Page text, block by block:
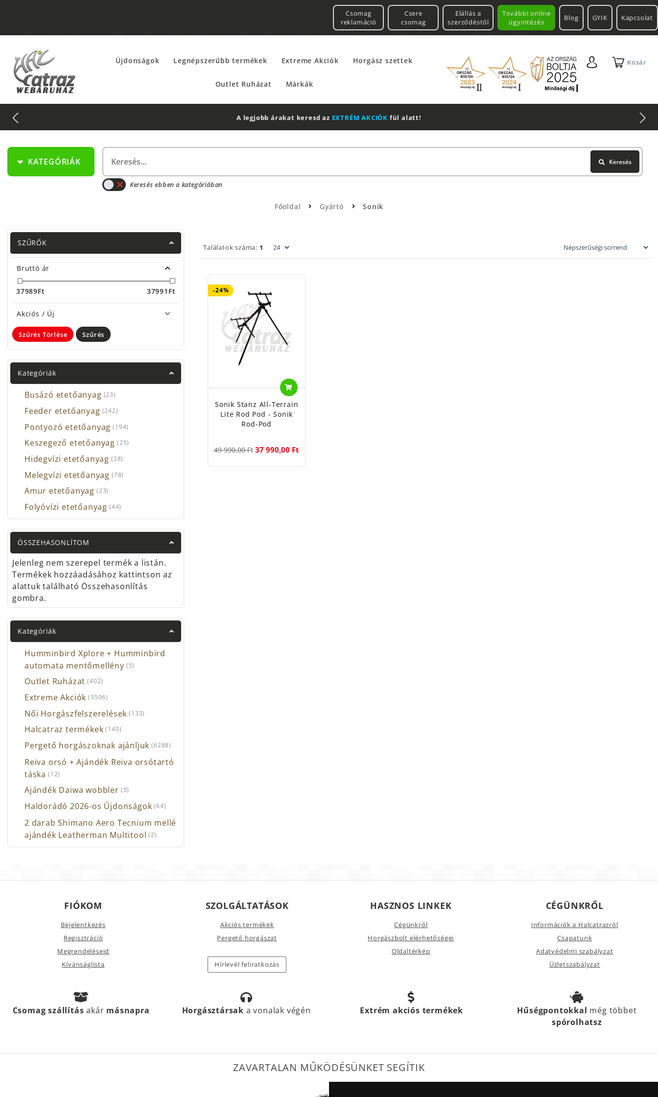
További online
ügyintézés
Csomag
reklamáció
Csere
csomag
Elállás a
szerződéstől
Blog GYIK Kapcsolat
Újdonságok Legnépszerűbb termékek Extreme Akciók Horgász szettek
Outlet Ruházat Márkák
Kosár
A legjobb árakat keresd az EXTRÉM AKCIÓK fül alatt!
KATEGÓRIÁK Keresés
Keresés ebben a kategóriában
Főoldal Gyártó Sonik
SZŰRŐK
Bruttó ár
37989Ft Ft
37991
Akciós / Új
Szűrés Törlése Szűrés
Kategóriák
Busázó etetőanyag (23)
Feeder etetőanyag (242)
Pontyozó etetőanyag (194)
Keszegező etetőanyag (25)
Hidegvízi etetőanyag (28)
Melegvízi etetőanyag (78)
Amur etetőanyag (23)
Folyóvízi etetőanyag (44)
ÖSSZEHASONLÍTOM
Jelenleg nem szerepel termék a listán.
Termékek hozzáadásához kattintson az
alattuk található Összehasonlítás
gombra.
Kategóriák
Humminbird Xplore + Humminbird
automata mentőmellény (5)
Outlet Ruházat (402)
Extreme Akciók (3506)
Női Horgászfelszerelések (133)
Halcatraz termékek (140)
Pergető horgászoknak ajánljuk (6288)
Reiva orsó + Ajándék Reiva orsótartó
táska (12)
Ajándék Daiwa wobbler (5)
Haldorádó 2026-os Újdonságok (64)
2 darab Shimano Aero Tecnium mellé
ajándék Leatherman Multitool (2)
Találatok száma: 1
-24%
Sonik Stanz All-Terrain
Lite Rod Pod - Sonik
Rod-Pod
49 990,00 Ft 37 990,00 Ft
FIÓKOM
Bejelentkezés
Regisztráció
Megrendeléseid
Kívánságlista
SZOLGÁLTATÁSOK
Akciós termékek
Pergető horgászat
Hírlevél feliratkozás
HASZNOS LINKEK
Cégünkről
Horgászbolt elérhetőségei
Oldaltérkép
CÉGÜNKRŐL
Információk a Halcatrazról
Csapatunk
Adatvédelmi szabályzat
Üzletszabályzat
Csomag szállításakár másnapra Horgásztársak a vonalak végén Extrém akciós termékek Hűségpontokkal még többet
spórolhatsz
ZAVARTALAN MŰKÖDÉSÜNKET SEGÍTIK